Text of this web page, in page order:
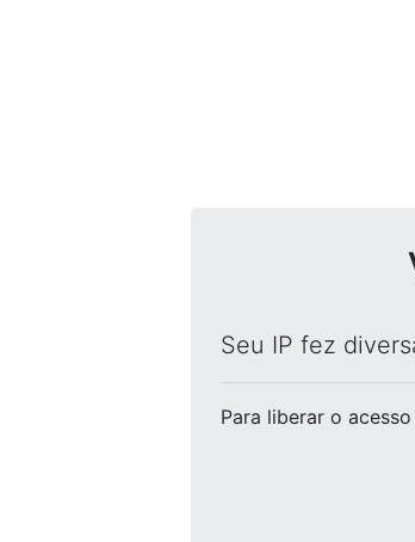
Seu IP fez
Para liberar o acesso